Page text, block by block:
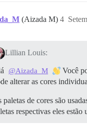
(Aizada M) 4
Lillian Louis:
@Aizada_M Você
alterar as cores
paletas de cores são
respectivas eles